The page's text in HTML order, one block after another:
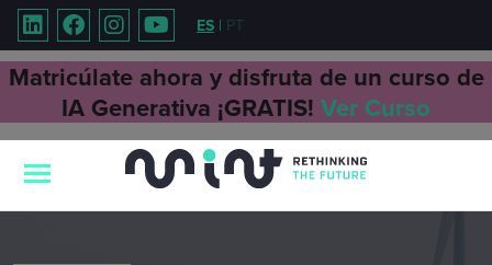
ES | PT
Matricúlate ahora y disfruta de un curso de
IA Generativa ¡GRATIS! Ver Curso